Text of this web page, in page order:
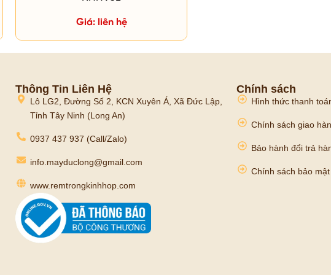
Giá: liên hệ
Thông Tin Liên Hệ
Lô LG2, Đường Số 2, KCN Xuyên Á, Xã Đức Lập,
Tỉnh Tây Ninh (Long An)
0937 437 937 (Call/Zalo)
info.mayduclong@gmail.com
www.remtrongkinhhop.com
Chính sách
Hình thức thanh
Chính sách giao
Bảo hành đổi trả
Chính sách bảo mật